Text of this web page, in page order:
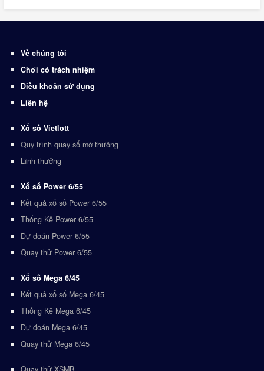
Về chúng tôi
Chơi có trách nhiệm
Điều khoản sử dụng
Liên hệ
Xổ số Vietlott
Quy trình quay số mở thưởng
Lĩnh thưởng
Xổ số Power 6/55
Kết quả xổ số Power 6/55
Thống Kê Power 6/55
Dự đoán Power 6/55
Quay thử Power 6/55
Xổ số Mega 6/45
Kết quả xổ số Mega 6/45
Thống Kê Mega 6/45
Dự đoán Mega 6/45
Quay thử Mega 6/45